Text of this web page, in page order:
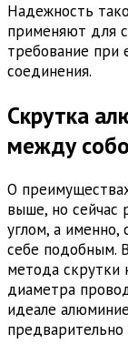
Надежность
применяют для
требование при
соединения.
Скрутка
между
О
выше, но сейчас
углом, а
себе подобным.
метода скрутки
диаметра
идеале